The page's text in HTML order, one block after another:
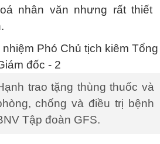
nhân văn nhưng rất thiết
trao tặng thùng thuốc và
chống và điều trị bệnh
Tập đoàn GFS.